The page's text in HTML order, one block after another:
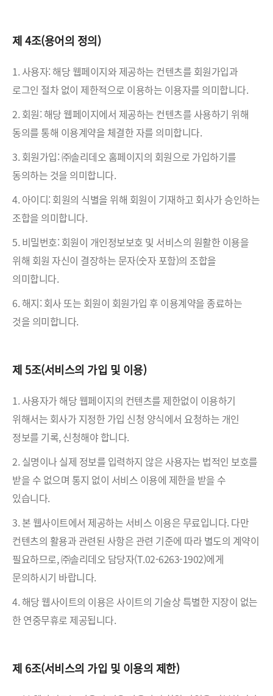
제 4조(용어의 정의)
1. 사용자: 해당 웹페이지와 제공하는 컨텐츠를 회원가입과
로그인 절차 없이 제한적으로 이용하는 이용자를 의미합니다.
2. 회원: 해당 웹페이지에서 제공하는 컨텐츠를 사용하기 위해
동의를 통해 이용계약을 체결한 자를 의미합니다.
3. 회원가입: ㈜솔리데오 홈페이지의 회원으로 가입하기를
동의하는 것을 의미합니다.
4. 아이디: 회원의 식별을 위해 회원이 기재하고 회사가 승인하는
조합을 의미합니다.
5. 비밀번호: 회원이 개인정보보호 및 서비스의 원활한 이용을
위해 회원 자신이 결장하는 문자(숫자 포함)의 조합을
의미합니다.
6. 해지: 회사 또는 회원이 회원가입 후 이용계약을 종료하는
것을 의미합니다.
제 5조(서비스의 가입 및 이용)
1. 사용자가 해당 웹페이지의 컨텐츠를 제한없이 이용하기
위해서는 회사가 지정한 가입 신청 양식에서 요청하는 개인
정보를 기록, 신청해야 합니다.
2. 실명이나 실제 정보를 입력하지 않은 사용자는 법적인 보호를
받을 수 없으며 통지 없이 서비스 이용에 제한을 받을 수
있습니다.
3. 본 웹사이트에서 제공하는 서비스 이용은 무료입니다. 다만
컨텐츠의 활용과 관련된 사항은 관련 기준에 따라 별도의 계약이
필요하므로, ㈜솔리데오 담당자(T.02-6263-1902)에게
문의하시기 바랍니다.
4. 해당 웹사이트의 이용은 사이트의 기술상 특별한 지장이 없는
한 연중무휴로 제공됩니다.
제 6조(서비스의 가입 및 이용의 제한)